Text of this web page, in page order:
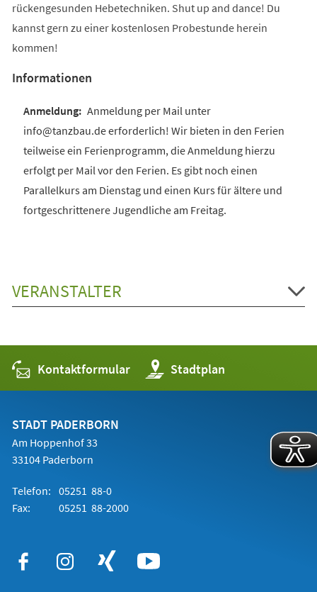
rückengesunden Hebetechniken. Shut up and dance! Du
kannst gern zu einer kostenlosen Probestunde herein
kommen!
Informationen
Anmeldung per Mail unter
info@tanzbau.de erforderlich! Wir bieten in den Ferien
teilweise ein Ferienprogramm, die Anmeldung hierzu
erfolgt per Mail vor den Ferien. Es gibt noch einen
Parallelkurs am Dienstag und einen Kurs für ältere und
fortgeschrittenere Jugendliche am Freitag.
VERANSTALTER
Kontaktformular Stadtplan
(Öffnet
in
einem
STADT PADERBORN
Am Hoppenhof 33
33104 Paderborn
Telefon: 05251 88-0
Fax:
05251 88-2000